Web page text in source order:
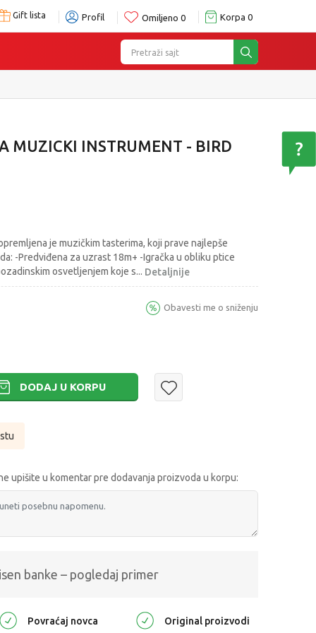
Gift lista Profil Omiljeno 0 Korpa 0
Pretraži sajt
MUZICKI INSTRUMENT - BIRD
je muzičkim tasterima, koji prave najlepše
-Predviđena za uzrast 18m+ -Igračka u obliku ptice
osvetljenjem koje s... Detaljnije
Obavesti me o sniženju
DODAJ U KORPU
upišite u komentar pre dodavanja proizvoda u korpu:
banke – pogledaj primer
Povraćaj novca Original proizvodi